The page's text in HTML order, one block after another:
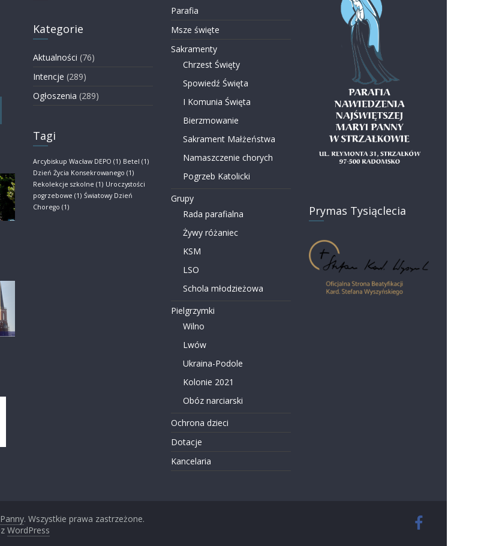
Kategorie
Aktualności (76)
Intencje (289)
Ogłoszenia (289)
Tagi
Arcybiskup Wacław DEPO (1) Betel (1)
Dzień Życia Konsekrowanego (1)
Rekolekcje szkolne (1) Uroczystości
pogrzebowe (1) Światowy Dzień
Chorego (1)
Parafia
Msze święte
Sakramenty
Chrzest Święty
Spowiedź Święta
I Komunia Święta
Bierzmowanie
Sakrament Małżeństwa
Namaszczenie chorych
Pogrzeb Katolicki
Grupy
Rada parafialna
Żywy różaniec
KSM
LSO
Schola młodzieżowa
Pielgrzymki
Wilno
Lwów
Ukraina-Podole
Kolonie 2021
Obóz narciarski
Ochrona dzieci
Dotacje
Kancelaria
Prymas Tysiąclecia
. Wszystkie prawa zastrzeżone.
WordPress